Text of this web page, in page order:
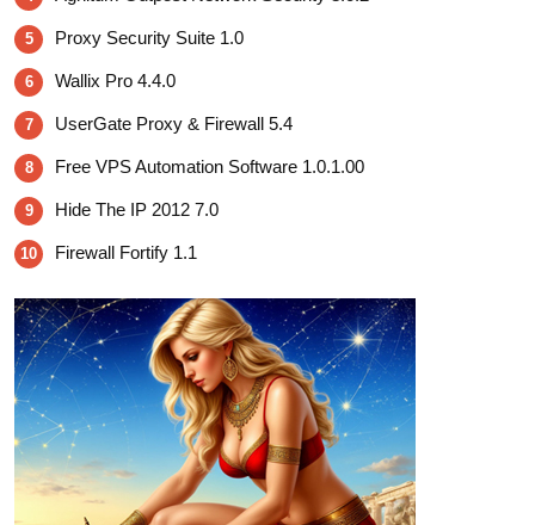
5 Proxy Security Suite 1.0
6 Wallix Pro 4.4.0
7 UserGate Proxy & Firewall 5.4
8 Free VPS Automation Software 1.0.1.00
9 Hide The IP 2012 7.0
10 Firewall Fortify 1.1